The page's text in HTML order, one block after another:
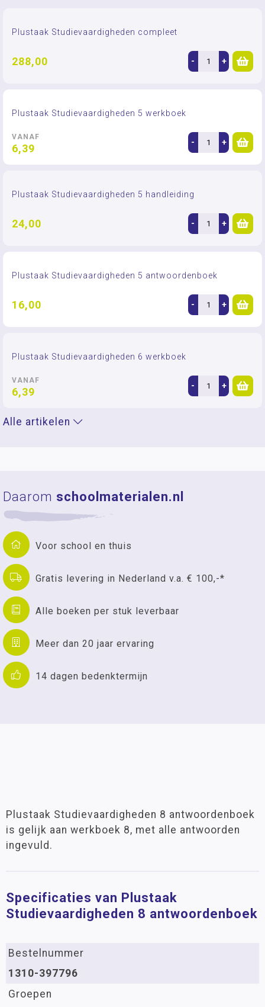
Plustaak Studievaardigheden compleet
288,00 - +
Plustaak Studievaardigheden 5 werkboek
VANAF
6,39 - +
Plustaak Studievaardigheden 5 handleiding
24,00 - +
Plustaak Studievaardigheden 5 antwoordenboek
16,00 - +
Plustaak Studievaardigheden 6 werkboek
VANAF
6,39 - +
Alle artikelen
Daarom schoolmaterialen.nl
Voor school en thuis
Gratis levering in Nederland v.a. € 100,-*
Alle boeken per stuk leverbaar
Meer dan 20 jaar ervaring
14 dagen bedenktermijn
Plustaak Studievaardigheden 8 antwoordenboek
is gelijk aan werkboek 8, met alle antwoorden
ingevuld.
Specificaties van Plustaak
Studievaardigheden 8 antwoordenboek
Bestelnummer
1310-397796
Groepen